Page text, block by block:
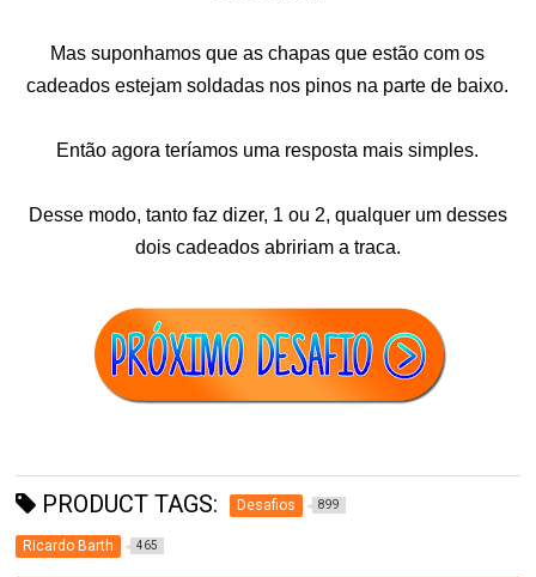
Mas suponhamos que as chapas que estão com os
cadeados estejam soldadas nos pinos na parte de baixo.
Então agora teríamos uma resposta mais simples.
Desse modo, tanto faz dizer, 1 ou 2, qualquer um desses
dois cadeados abririam a traca.
PRODUCT TAGS: Desafios 899
Ricardo Barth 465